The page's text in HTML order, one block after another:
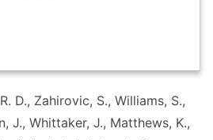
D., Zahirovic, S., Williams, S.,
J., Whittaker, J., Matthews, K.,